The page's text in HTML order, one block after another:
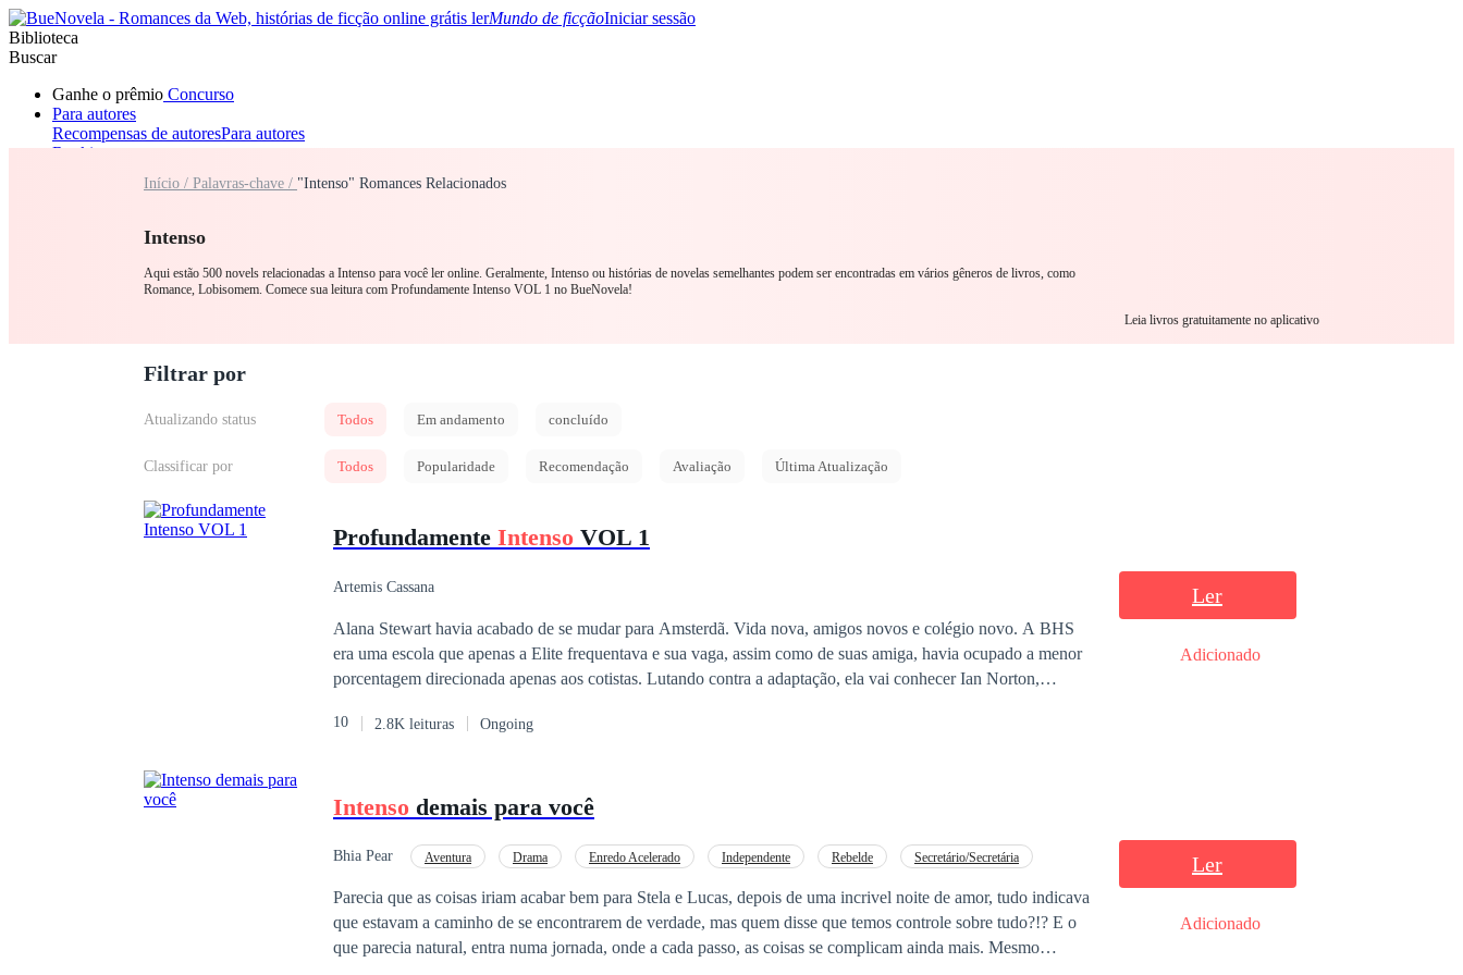
Mundo de ficçãoIniciar sessão
Biblioteca
Buscar
Ganhe o prêmio Concurso
Para autores
Recompensas de autoresPara autores
Ranking
RomanceLobisomem
Início / Palavras-chave / "Intenso" Romances Relacionados
Intenso
Aqui estão 500 novels relacionadas a Intenso para você ler online. Geralmente, Intenso ou histórias de novelas semelhantes podem ser encontradas em vários gêneros de livros, como
Romance, Lobisomem. Comece sua leitura com Profundamente Intenso VOL 1 no BueNovela!
Leia livros gratuitamente no aplicativo
Filtrar por
Atualizando status Todos Em andamento concluído
Classificar por Todos Popularidade Recomendação Avaliação Última Atualização
Profundamente Intenso VOL 1
Artemis Cassana
Alana Stewart havia acabado de se mudar para Amsterdã. Vida nova, amigos novos e colégio novo. A BHS
era uma escola que apenas a Elite frequentava e sua vaga, assim como de suas amiga, havia ocupado a menor
porcentagem direcionada apenas aos cotistas. Lutando contra a adaptação, ela vai conhecer Ian Norton,
mas ela jamais imaginaria que o menino rebelde e irresponsável tinha seus traumas e motivos.
10 2.8K leituras Ongoing
Ler
Adicionado
Intenso demais para você
Bhia Pear Aventura Drama Enredo Acelerado Independente Rebelde
Secretário/Secretária
Parecia que as coisas iriam acabar bem para Stela e Lucas, depois de uma incrivel noite de amor, tudo indicava
que estavam a caminho de se encontrarem de verdade, mas quem disse que temos controle sobre tudo?!? E o
que parecia natural, entra numa jornada, onde a cada passo, as coisas se complicam ainda mais. Mesmo
Ler
Adicionado